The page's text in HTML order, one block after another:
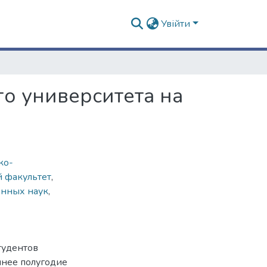
Увійти
университета на
,
наук,
полугодие